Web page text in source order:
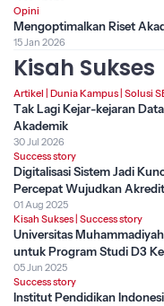
Opini
Mengoptimalkan Riset
15 Jan 2026
Kisah Sukses
Artikel Dunia Kampus Solusi
Tak Lagi Kejar-kejaran
Akademik
30 Jul 2026
Success story
Digitalisasi Sistem Jadi
Percepat Wujudkan
01 Aug 2025
Kisah Sukses Success story
Universitas
untuk Program Studi D3
05 Jun 2025
Success story
Institut Pendidikan